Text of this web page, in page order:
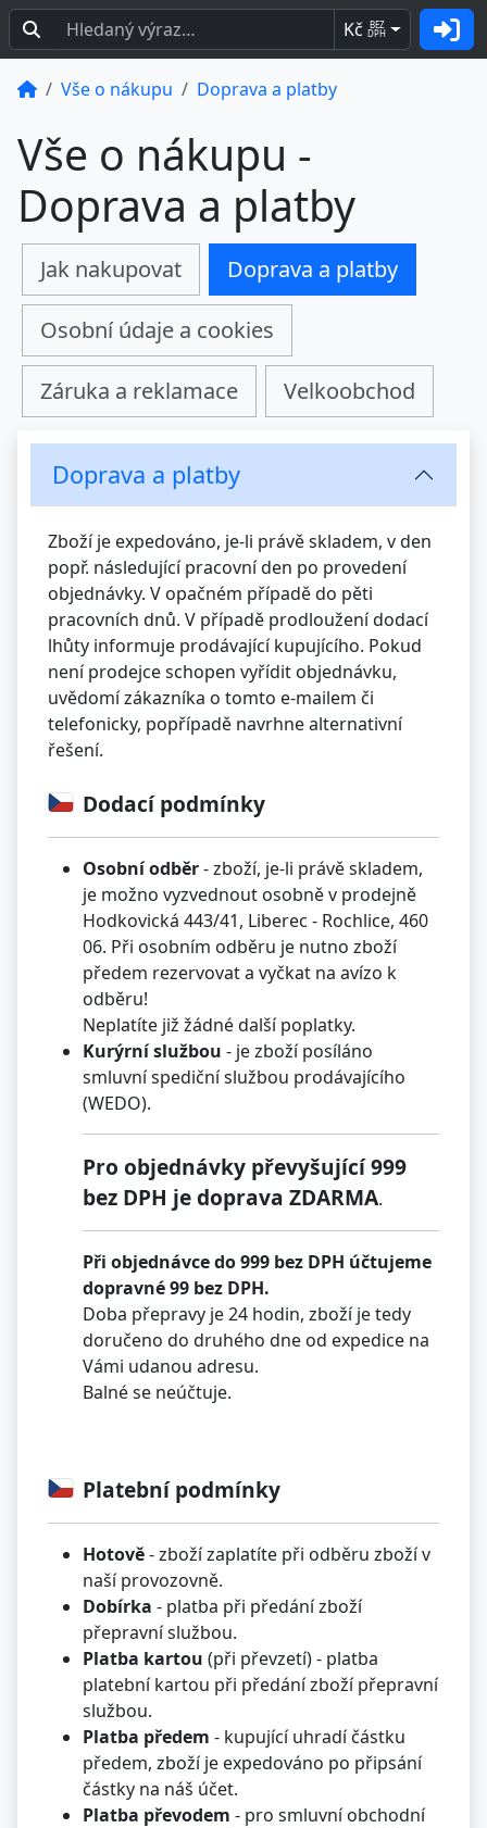
Kč BEZ
DPH
Vše o nákupu Doprava a platby
Vše o nákupu -
Doprava a platby
Jak nakupovat Doprava a platby
Osobní údaje a cookies
Záruka a reklamace Velkoobchod
Doprava a platby
Zboží je expedováno, je-li právě skladem, v den
popř. následující pracovní den po provedení
objednávky. V opačném případě do pěti
pracovních dnů. V případě prodloužení dodací
lhůty informuje prodávající kupujícího. Pokud
není prodejce schopen vyřídit objednávku,
uvědomí zákazníka o tomto e-mailem či
telefonicky, popřípadě navrhne alternativní
řešení.
Dodací podmínky
Osobní odběr- zboží, je-li právě skladem,
je možno vyzvednout osobně v prodejně
Hodkovická 443/41, Liberec - Rochlice, 460
06. Při osobním odběru je nutno zboží
předem rezervovat a vyčkat na avízo k
odběru!
Neplatíte již žádné další poplatky.
Kurýrní službou - je zboží posíláno
smluvní spediční službou prodávajícího
(WEDO).
Pro objednávky převyšující 999
bez DPH je doprava ZDARMA.
Při objednávce do 999 bez DPH účtujeme
dopravné 99 bez DPH.
Doba přepravy je 24 hodin, zboží je tedy
doručeno do druhého dne od expedice na
Vámi udanou adresu.
Balné se neúčtuje.
Platební podmínky
Hotově- zboží zaplatíte při odběru zboží v
naší provozovně.
Dobírka - platba při předání zboží
přepravní službou.
Platba kartou (při převzetí) - platba
platební kartou při předání zboží přepravní
službou.
Platba předem - kupující uhradí částku
předem, zboží je expedováno po připsání
částky na náš účet.
Platba převodem - pro smluvní obchodní